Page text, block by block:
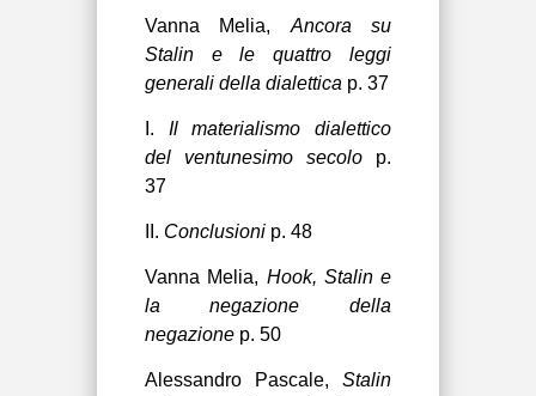
Vanna Melia, Ancora su
Stalin e le quattro leggi
generali della dialettica p. 37
I. Il materialismo dialettico
del ventunesimo secolo p.
37
II. Conclusionip. 48
Vanna Melia, Hook, Stalin e
la negazione della
negazionep. 50
Alessandro Pascale,Stalin